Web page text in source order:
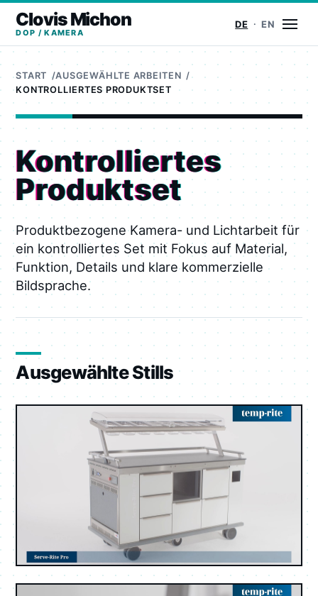
Clovis Michon
DOP / KAMERA
DE EN
START
AUSGEWÄHLTE ARBEITEN
KONTROLLIERTES PRODUKTSET
Kontrolliertes
Produktset
Produktbezogene Kamera- und Lichtarbeit für
ein kontrolliertes Set mit Fokus auf Material,
Funktion, Details und klare kommerzielle
Bildsprache.
Ausgewählte Stills